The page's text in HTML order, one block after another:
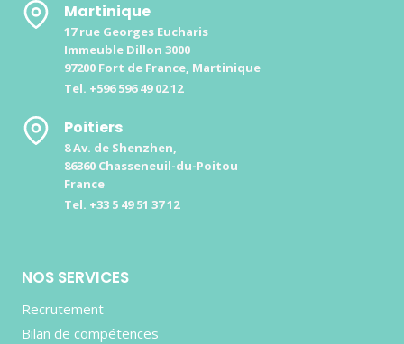
Martinique
17 rue Georges Eucharis
Immeuble Dillon 3000
97200 Fort de France, Martinique
Tel. +596 596 49 02 12
Poitiers
8 Av. de Shenzhen,
86360 Chasseneuil-du-Poitou
France
Tel. +33 5 49 51 37 12
NOS SERVICES
Recrutement
Bilan de compétences